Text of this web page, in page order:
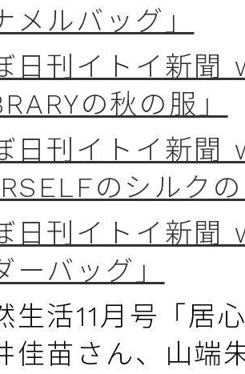
メルバッグ」
日刊イトイ新
の秋の服」
日刊イトイ新聞
のシルク
日刊イトイ新
ーバッグ」
生活11月号「居
佳苗さん、山端